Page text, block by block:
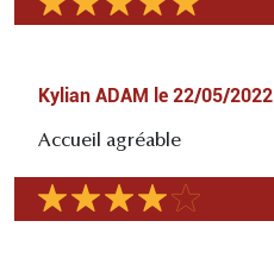
Kylian ADAM le 22/05/2022
Accueil agréable